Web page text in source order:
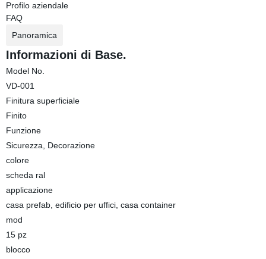
Profilo aziendale
FAQ
Panoramica
Informazioni di Base.
Model No.
VD-001
Finitura superficiale
Finito
Funzione
Sicurezza, Decorazione
colore
scheda ral
applicazione
casa prefab, edificio per uffici, casa container
mod
15 pz
blocco